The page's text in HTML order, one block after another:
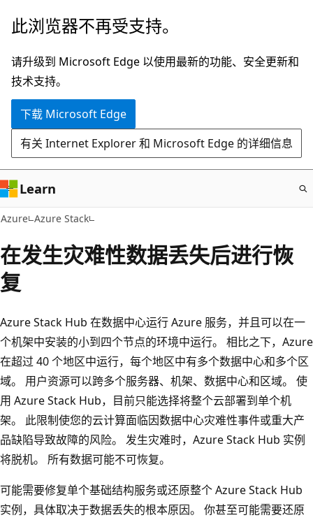
跳
主
要
内
此浏览器不再受支持。
请升级到 Microsoft Edge 以使用最新的功能、安全更新和
技术支持。
下载 Microsoft Edge
有关 Internet Explorer 和 Microsoft Edge 的详细信息
Learn
Azure Azure Stack
在发生灾难性数据丢失后进行恢
复
Azure Stack Hub 在数据中心运行 Azure 服务，并且可以在一
个机架中安装的小到四个节点的环境中运行。 相比之下，Azure
在超过 40 个地区中运行，每个地区中有多个数据中心和多个区
域。 用户资源可以跨多个服务器、机架、数据中心和区域。 使
用 Azure Stack Hub，目前只能选择将整个云部署到单个机
架。 此限制使您的云计算面临因数据中心灾难性事件或重大产
品缺陷导致故障的风险。 发生灾难时，Azure Stack Hub 实例
将脱机。 所有数据可能不可恢复。
可能需要修复单个基础结构服务或还原整个 Azure Stack Hub
实例，具体取决于数据丢失的根本原因。 你甚至可能需要还原